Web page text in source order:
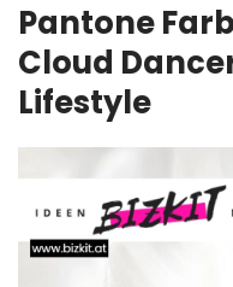
Pantone
Cloud
Lifestyle